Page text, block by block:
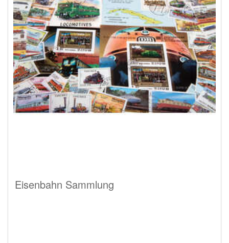
Eisenbahn Sammlung